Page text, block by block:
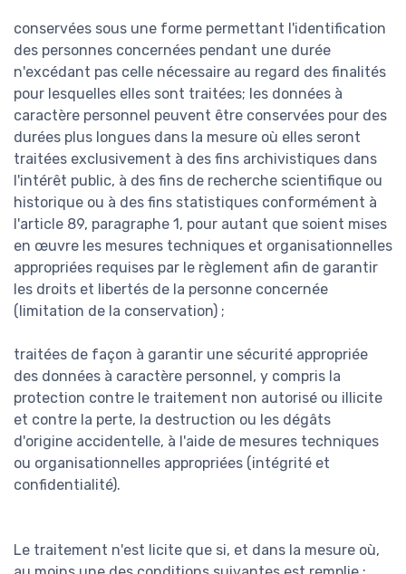
conservées sous une forme permettant l'identification
des personnes concernées pendant une durée
n'excédant pas celle nécessaire au regard des finalités
pour lesquelles elles sont traitées; les données à
caractère personnel peuvent être conservées pour des
durées plus longues dans la mesure où elles seront
traitées exclusivement à des fins archivistiques dans
l'intérêt public, à des fins de recherche scientifique ou
historique ou à des fins statistiques conformément à
l'article 89, paragraphe 1, pour autant que soient mises
en œuvre les mesures techniques et organisationnelles
appropriées requises par le règlement afin de garantir
les droits et libertés de la personne concernée
(limitation de la conservation) ;
traitées de façon à garantir une sécurité appropriée
des données à caractère personnel, y compris la
protection contre le traitement non autorisé ou illicite
et contre la perte, la destruction ou les dégâts
d'origine accidentelle, à l'aide de mesures techniques
ou organisationnelles appropriées (intégrité et
confidentialité).
Le traitement n'est licite que si, et dans la mesure où,